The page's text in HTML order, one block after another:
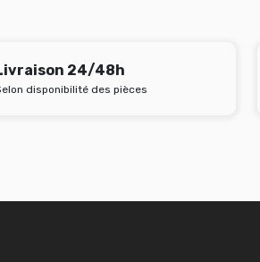
24/48h
disponibilité des pièces